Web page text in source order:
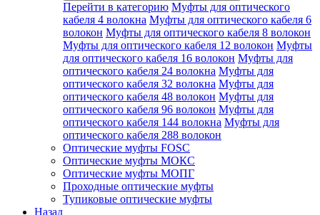
Перейти в категорию Муфты для оптического
кабеля 4 волокна Муфты для оптического кабеля 6
волокон Муфты для оптического кабеля 8 волокон
Муфты для оптического кабеля 12 волокон Муфты
для оптического кабеля 16 волокон Муфты для
оптического кабеля 24 волокна Муфты для
оптического кабеля 32 волокна Муфты для
оптического кабеля 48 волокон Муфты для
оптического кабеля 96 волокон Муфты для
оптического кабеля 144 волокна Муфты для
оптического кабеля 288 волокон
Оптические муфты FOSC
Оптические муфты МОКС
Оптические муфты МОПГ
Проходные оптические муфты
Тупиковые оптические муфты
Назад